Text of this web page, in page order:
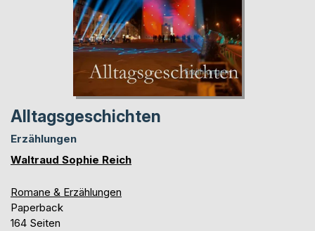
Alltagsgeschichten
Erzählungen
Waltraud Sophie Reich
Romane & Erzählungen
Paperback
164 Seiten